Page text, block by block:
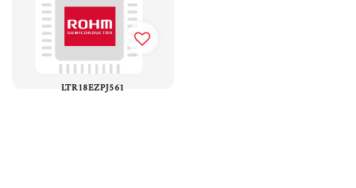
LTR18EZPJ561